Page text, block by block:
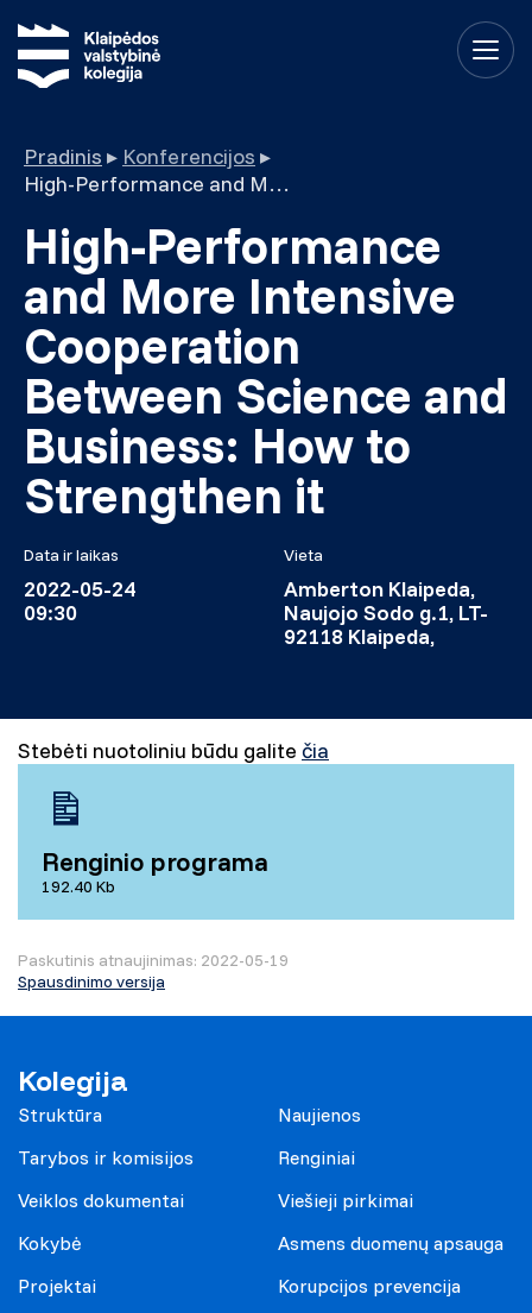
Pradinis ▸ Konferencijos ▸
High-Performance and More Intensive Cooperation Between Science and Business: How to Strengthen it
High-Performance
and More Intensive
Cooperation
Between Science and
Business: How to
Strengthen it
Data ir laikas
2022-05-24
09:30
Vieta
Amberton Klaipeda,
Naujojo Sodo g.1, LT-
92118 Klaipeda,
Stebėti nuotoliniu būdu galite čia
Renginio programa
192.40 Kb
Paskutinis atnaujinimas: 2022-05-19
Spausdinimo versija
Kolegija
Struktūra
Tarybos ir komisijos
Veiklos dokumentai
Kokybė
Projektai
Naujienos
Renginiai
Viešieji pirkimai
Asmens duomenų apsauga
Korupcijos prevencija